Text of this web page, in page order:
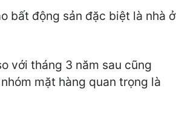
bất động sản đặc biệt là nhà ở
với tháng 3 năm sau cũng
mặt hàng quan trọng là